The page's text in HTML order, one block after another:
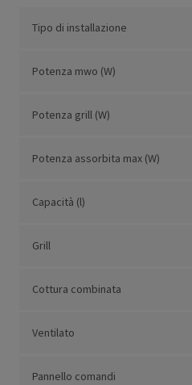
Tipo di installazione
Potenza mwo (W)
Potenza grill (W)
Potenza assorbita max (W)
Capacità (l)
Grill
Cottura combinata
Ventilato
Pannello comandi